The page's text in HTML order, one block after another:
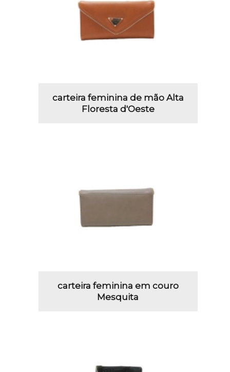
carteira feminina de mão Alta
Floresta d'Oeste
carteira feminina em couro
Mesquita